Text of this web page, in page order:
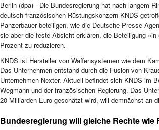
Berlin (dpa) - Die Bundesregierung hat nach langem
deutsch-französischen Rüstungskonzern KNDS
Panzerbauer beteiligen, wie die Deutsche Presse-
sie aber die feste Absicht erklären, die Beteiligung
Prozent zu reduzieren.
KNDS ist Hersteller von Waffensystemen wie dem
Das Unternehmen entstand durch die Fusion von
Unternehmen Nexter. Aktuell befindet sich KNDS im
Wegmann und der französischen Regierung. Das
20 Milliarden Euro geschätzt wird, will demnächst an
Bundesregierung will gleiche Rechte wie